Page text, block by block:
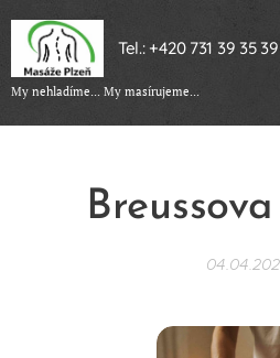
Tel.: +420 731 39 35 39
My nehladíme... My masírujeme...